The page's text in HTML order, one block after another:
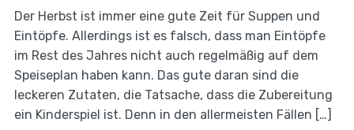
Der Herbst ist immer eine gute Zeit für Suppen und
Eintöpfe. Allerdings ist es falsch, dass man Eintöpfe
im Rest des Jahres nicht auch regelmäßig auf dem
Speiseplan haben kann. Das gute daran sind die
leckeren Zutaten, die Tatsache, dass die Zubereitung
ein Kinderspiel ist. Denn in den allermeisten Fällen […]